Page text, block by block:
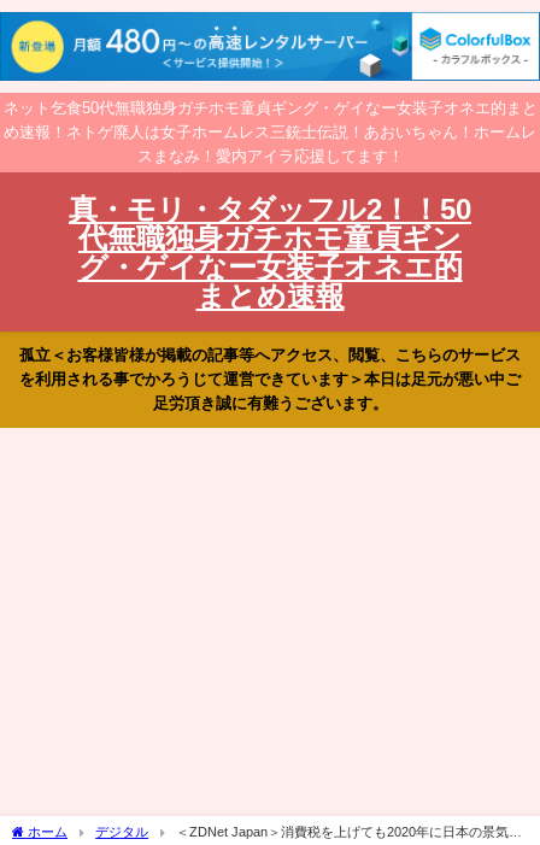
ネット乞食50代無職独身ガチホモ童貞ギング・ゲイなー女装子オネエ的まと
め速報！ネトゲ廃人は女子ホームレス三銃士伝説！あおいちゃん！ホームレ
スまなみ！愛内アイラ応援してます！
真・モリ・タダッフル2！！50
代無職独身ガチホモ童貞ギン
グ・ゲイなー女装子オネエ的
まとめ速報
孤立＜お客様皆様が掲載の記事等へアクセス、閲覧、こちらのサービス
を利用される事でかろうじて運営できています＞本日は足元が悪い中ご
足労頂き誠に有難うございます。
ホーム デジタル
＜ZDNet Japan＞消費税を上げても2020年に日本の景気が